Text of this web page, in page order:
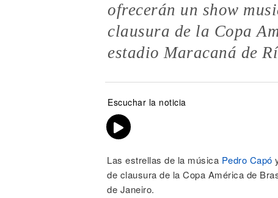
ofrecerán un show
clausura de la Copa
estadio Maracaná de
Escuchar la noticia
Las estrellas de la música Pedro Capó
de clausura de la Copa América de
de Janeiro.